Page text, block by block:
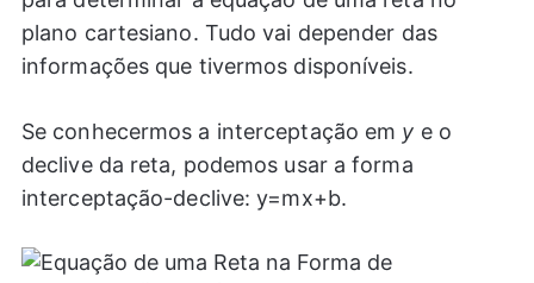
plano cartesiano. Tudo vai depender das
informações que tivermos disponíveis.
Se conhecermos a interceptação em y e o
declive da reta, podemos usar a forma
interceptação-declive: y=mx+b.